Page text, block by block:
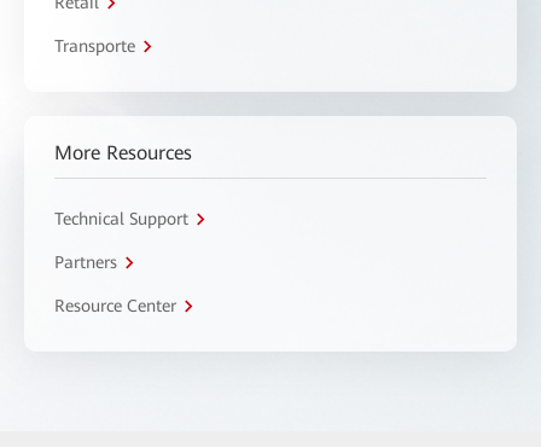
Transporte
More Resources
Technical Support
Partners
Resource Center